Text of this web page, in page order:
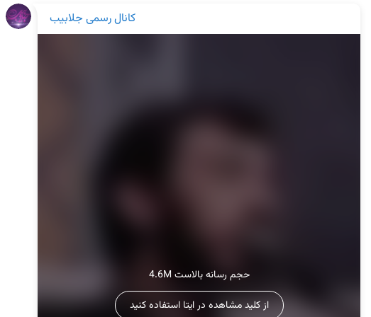
کانال رسمی جلابیب
4.6M حجم رسانه بالاست
از کلید مشاهده در ایتا استفاده کنید